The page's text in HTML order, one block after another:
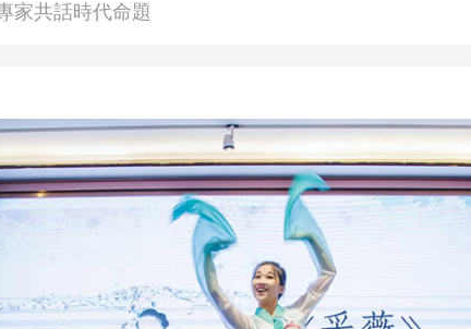
煥新升級 五組數據見證文儒沉香從傳統邁向現代
國企去年合計營收2.58萬億 利潤總額近936億
閱讀活動解鎖閱讀新玩法
良好：依法公正處理黎智英求情 罪證如山豈能妄想
專注做好宏福苑火災獨立委員會工作 李家超暫停3項
家共話時代命題